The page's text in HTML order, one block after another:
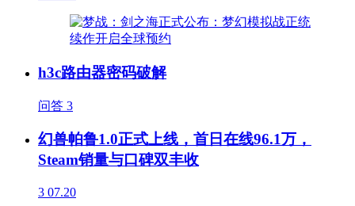
h3c路由器密码破解
问答 3
幻兽帕鲁1.0正式上线，首日在线96.1万，
Steam销量与口碑双丰收
3 07.20